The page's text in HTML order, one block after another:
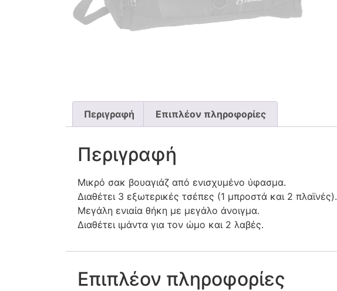
Περιγραφή Επιπλέον πληροφορίες
Περιγραφή
Μικρό σακ βουαγιάζ από ενισχυμένο ύφασμα.
Διαθέτει 3 εξωτερικές τσέπες (1 μπροστά και 2 πλαϊνές).
Μεγάλη ενιαία θήκη με μεγάλο άνοιγμα.
Διαθέτει ιμάντα για τον ώμο και 2 λαβές.
Επιπλέον πληροφορίες